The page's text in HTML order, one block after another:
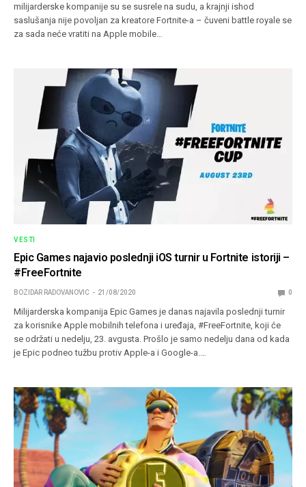
milijarderske kompanije su se susrele na sudu, a krajnji ishod
saslušanja nije povoljan za kreatore Fortnite-a – čuveni battle royale se
za sada neće vratiti na Apple mobile…
VESTI
Epic Games najavio poslednji iOS turnir u Fortnite istoriji –
#FreeFortnite
BOZIDAR RADOVANOVIC 21/08/2020 0
Milijarderska kompanija Epic Games je danas najavila poslednji turnir
za korisnike Apple mobilnih telefona i uređaja, #FreeFortnite, koji će
se održati u nedelju, 23. avgusta. Prošlo je samo nedelju dana od kada
je Epic podneo tužbu protiv Apple-a i Google-a.…